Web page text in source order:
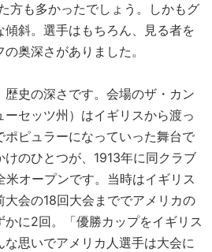
方も多かったでしょう。しかもグ
傾斜。選手はもちろん、見る者を
奥深さがありました。
歴史の深さです。会場のザ・カン
ーセッツ州）はイギリスから渡っ
ポピュラーになっていった舞台で
けのひとつが、1913年に同クラブ
米オープンです。当時はイギリス
会の18回大会まででアメリカの
に2回。「優勝カップをイギリス
思いでアメリカ人選手は大会に